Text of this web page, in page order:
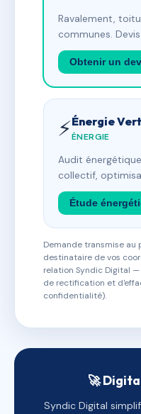
Ravalement,
communes.
Obtenir un
⚡Énergie
ÉNERGIE
Audit
collectif,
Étude
Demande transmise au
destinataire de vos
relation Syndic Digital
de rectification et
confidentialité).
🚀
Syndic Digital